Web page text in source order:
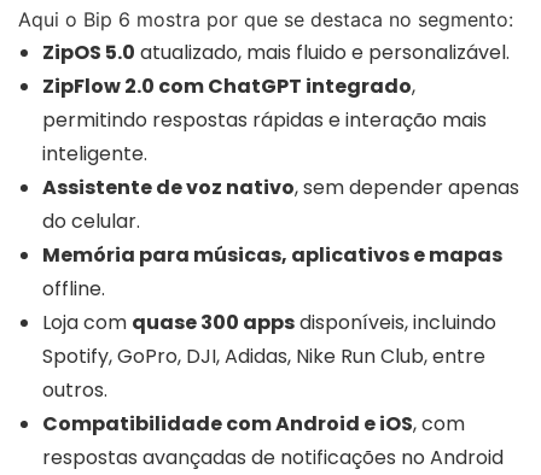
Aqui o Bip 6 mostra por que se destaca no segmento:
ZipOS 5.0 atualizado, mais fluido e personalizável.
ZipFlow 2.0 com ChatGPT integrado,
permitindo respostas rápidas e interação mais
inteligente.
Assistente de voz nativo, sem depender apenas
do celular.
Memória para músicas, aplicativos e mapas
offline.
Loja com quase 300 appsdisponíveis, incluindo
Spotify, GoPro, DJI, Adidas, Nike Run Club, entre
outros.
Compatibilidade com Android e iOS, com
respostas avançadas de notificações no Android